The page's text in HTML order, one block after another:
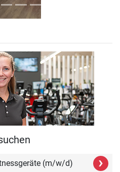
(m/w/d) ›